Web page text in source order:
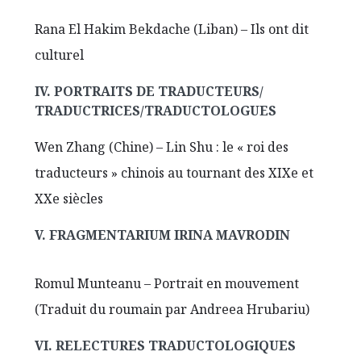
Rana El Hakim Bekdache (Liban) – Ils ont dit
culturel
IV. PORTRAITS DE TRADUCTEURS/
TRADUCTRICES/TRADUCTOLOGUES
Wen Zhang (Chine) – Lin Shu : le « roi des
traducteurs » chinois au tournant des XIXe et
XXe siècles
V. FRAGMENTARIUM IRINA MAVRODIN
Romul Munteanu – Portrait en mouvement
(Traduit du roumain par Andreea Hrubariu)
VI. RELECTURES TRADUCTOLOGIQUES